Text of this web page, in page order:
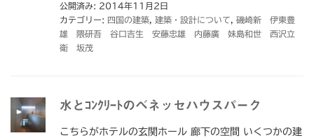
公開済み: 2014年11月2日
カテゴリー: 四国の建築 建築・設計について
磯崎新 伊東豊
雄 隈研吾 谷口吉生 安藤忠雄 内藤廣 妹島和世 西沢立
衛 坂茂
水とｺﾝｸﾘｰﾄのベネッセハウスパーク
こちらがホテルの玄関ホール 廊下の空間 いくつかの建